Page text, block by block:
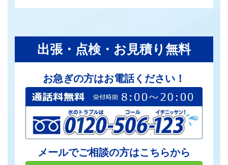
出張・点検・お見積り無料
お急ぎの方はお電話ください！
メールでご相談の方はこちらから